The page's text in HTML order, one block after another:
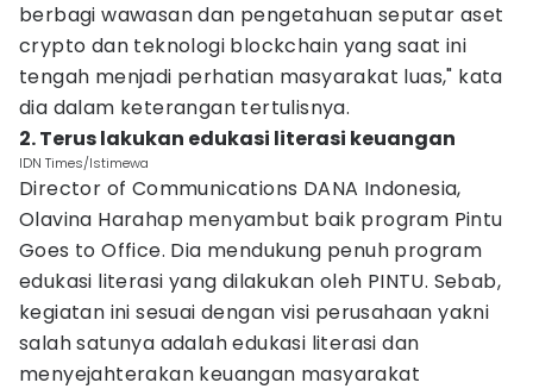
berbagi wawasan dan pengetahuan seputar aset
crypto dan teknologi blockchain yang saat ini
tengah menjadi perhatian masyarakat luas," kata
dia dalam keterangan tertulisnya.
2. Terus lakukan edukasi literasi keuangan
IDN Times/Istimewa
Director of Communications DANA Indonesia,
Olavina Harahap menyambut baik program Pintu
Goes to Office. Dia mendukung penuh program
edukasi literasi yang dilakukan oleh PINTU. Sebab,
kegiatan ini sesuai dengan visi perusahaan yakni
salah satunya adalah edukasi literasi dan
menyejahterakan keuangan masyarakat